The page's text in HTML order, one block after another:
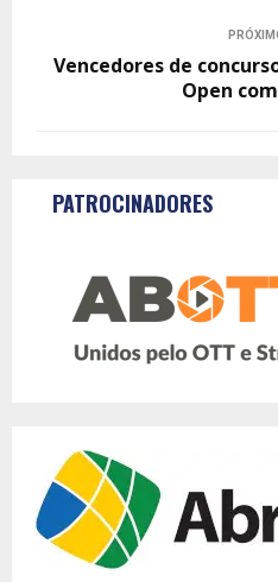
Vencedores de
Open
PATROCINADORES